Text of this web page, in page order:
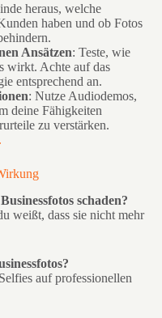
heraus, welche
haben und ob Fotos
Ansätzen: Teste, wie
wirkt. Achte auf das
entsprechend an.
: Nutze Audiodemos,
deine Fähigkeiten
zu verstärken.
schaden?
weißt, dass sie nicht mehr
auf professionellen